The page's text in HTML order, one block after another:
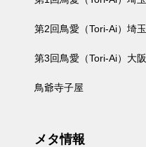
第2回鳥愛（Tori-Ai）埼玉
第3回鳥愛（Tori-Ai）大阪
鳥爺寺子屋
メタ情報